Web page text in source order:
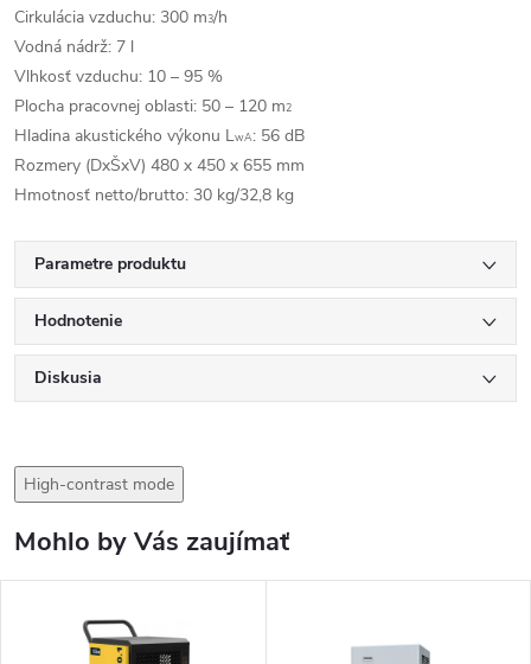
Cirkulácia vzduchu: 300 m3/h
Vodná nádrž: 7 l
Vlhkosť vzduchu: 10 – 95 %
Plocha pracovnej oblasti: 50 – 120 m2
Hladina akustického výkonu LwA: 56 dB
Rozmery (DxŠxV) 480 x 450 x 655 mm
Hmotnosť netto/brutto: 30 kg/32,8 kg
Parametre produktu
Hodnotenie
Diskusia
High-contrast mode
Mohlo by Vás zaujímať